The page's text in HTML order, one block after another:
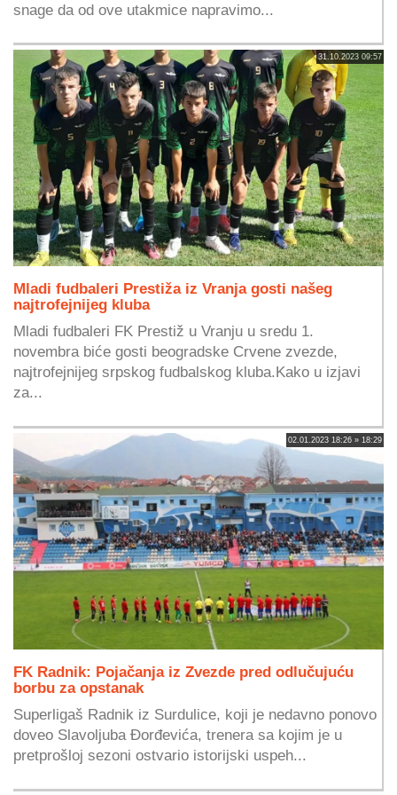
snage da od ove utakmice napravimo...
31.10.2023 09:57
Mladi fudbaleri Prestiža iz Vranja gosti našeg
najtrofejnijeg kluba
Mladi fudbaleri FK Prestiž u Vranju u sredu 1.
novembra biće gosti beogradske Crvene zvezde,
najtrofejnijeg srpskog fudbalskog kluba.Kako u izjavi
za...
02.01.2023 18:26 » 18:29
FK Radnik: Pojačanja iz Zvezde pred odlučujuću
borbu za opstanak
Superligaš Radnik iz Surdulice, koji je nedavno ponovo
doveo Slavoljuba Đorđevića, trenera sa kojim je u
pretprošloj sezoni ostvario istorijski uspeh...